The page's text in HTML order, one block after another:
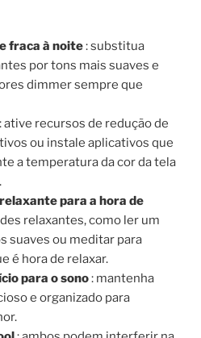
fraca à noite: substitua
por tons mais suaves e
dimmer sempre que
: ative recursos de redução de
ou instale aplicativos que
a temperatura da cor da tela
para a hora de
relaxantes, como ler um
suaves ou meditar para
é hora de relaxar.
para o sono: mantenha
e organizado para